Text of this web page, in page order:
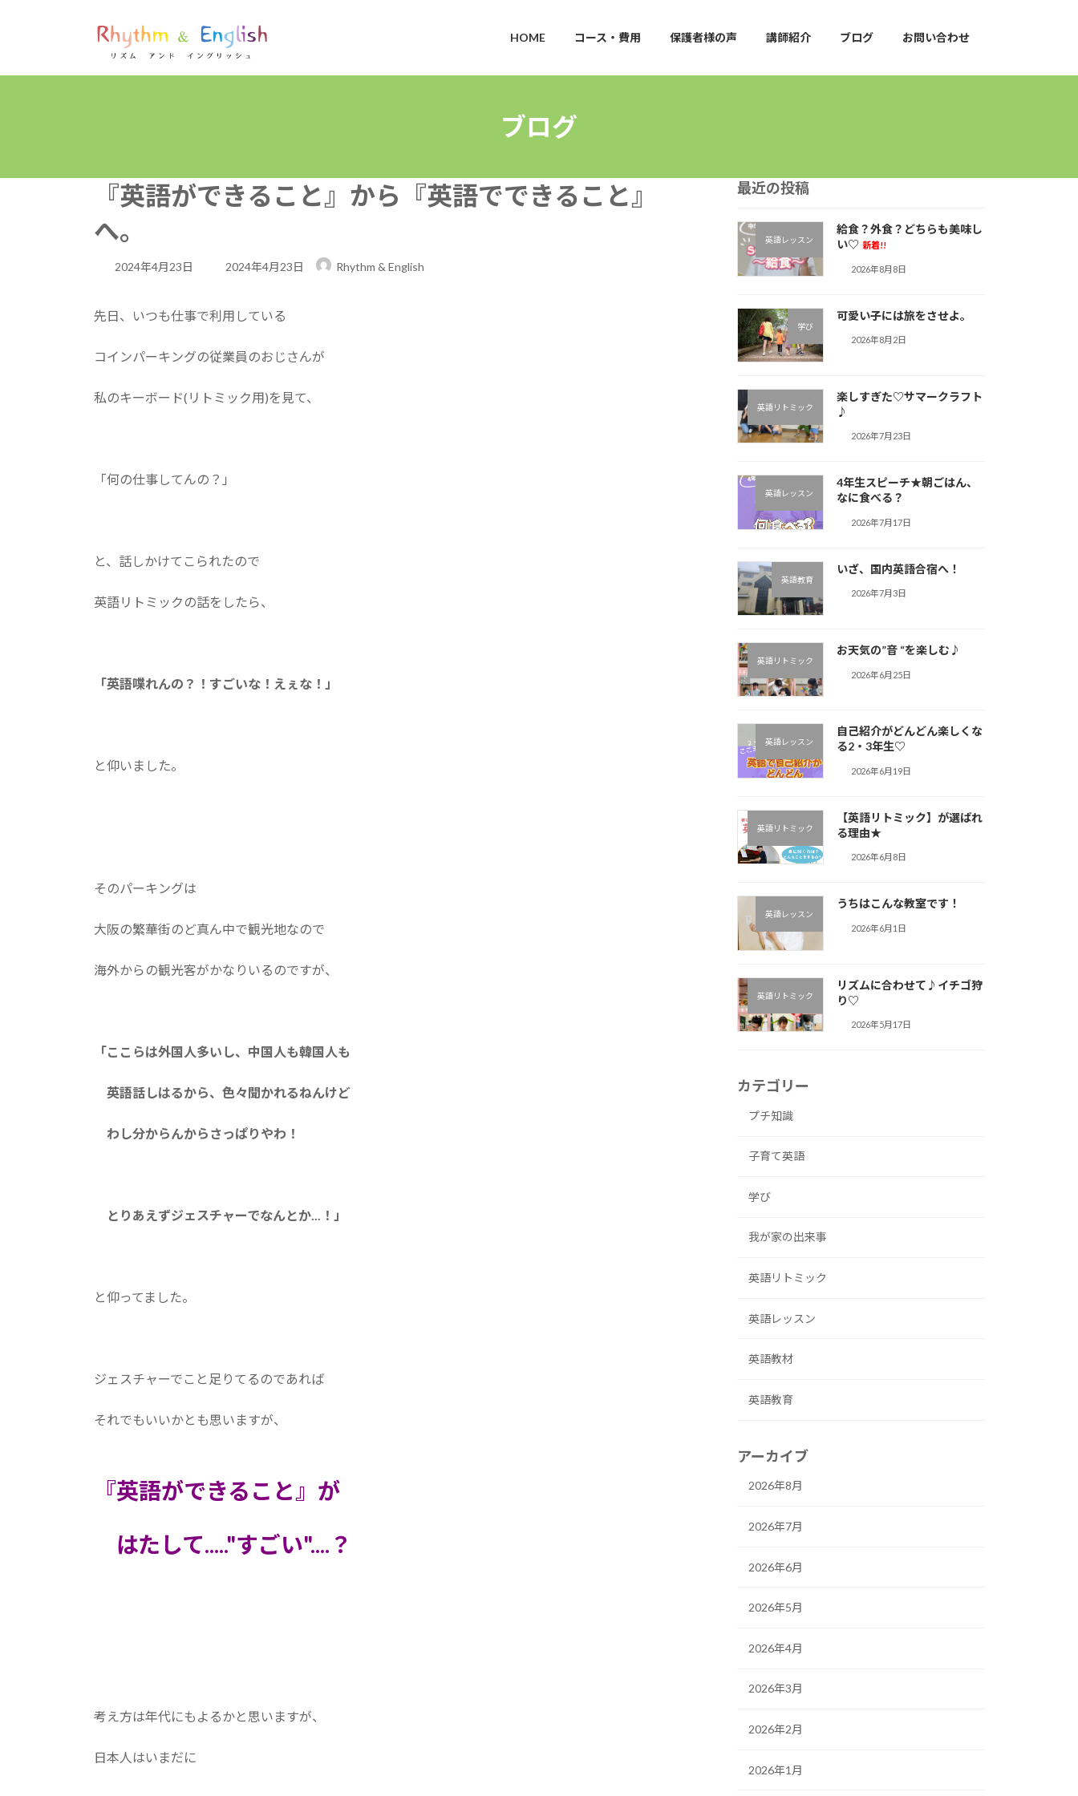
プ
動
HOME コース・費用 保護者様の声 講師紹介 ブログ お問い合わせ
ブログ
『英語ができること』から『英語でできること』
へ。
2024年4月23日
最
更
日
2024年4月23日 Rhythm & English
先日、いつも仕事で利用している
コインパーキングの従業員のおじさんが
私のキーボード(リトミック用)を見て、
「何の仕事してんの？」
と、話しかけてこられたので
英語リトミックの話をしたら、
「英語喋れんの？！すごいな！えぇな！」
と仰いました。
そのパーキングは
大阪の繁華街のど真ん中で観光地なので
海外からの観光客がかなりいるのですが、
「ここらは外国人多いし、中国人も韓国人も
英語話しはるから、色々聞かれるねんけど
わし分からんからさっぱりやわ！
とりあえずジェスチャーでなんとか...！」
と仰ってました。
ジェスチャーでこと足りてるのであれば
それでもいいかとも思いますが、
『英語ができること』が
はたして....."すごい"....？
考え方は年代にもよるかと思いますが、
日本人はいまだに
最近の投稿
英語レッスン
給食？外食？どちらも美味し
い♡ 新着!!
2026年8月8日
学び
可愛い子には旅をさせよ。
2026年8月2日
英語リトミック
楽しすぎた♡サマークラフト
♪︎
2026年7月23日
英語レッスン
4年生スピーチ★朝ごはん、
なに食べる？
2026年7月17日
英語教育
いざ、国内英語合宿へ！
2026年7月3日
英語リトミック
お天気の”音 “を楽しむ♪︎
2026年6月25日
英語レッスン
自己紹介がどんどん楽しくな
る2・3年生♡
2026年6月19日
英語リトミック
【英語リトミック】が選ばれ
る理由★
2026年6月8日
英語レッスン
うちはこんな教室です！
2026年6月1日
英語リトミック
リズムに合わせて♪︎イチゴ狩
り♡
2026年5月17日
カテゴリー
プチ知識
子育て英語
学び
我が家の出来事
英語リトミック
英語レッスン
英語教材
英語教育
アーカイブ
2026年8月
2026年7月
2026年6月
2026年5月
2026年4月
2026年3月
2026年2月
2026年1月